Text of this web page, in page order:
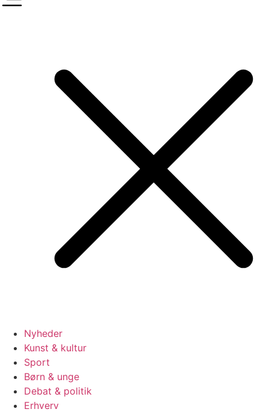
Nyheder
Kunst & kultur
Sport
Børn & unge
Debat & politik
Erhverv